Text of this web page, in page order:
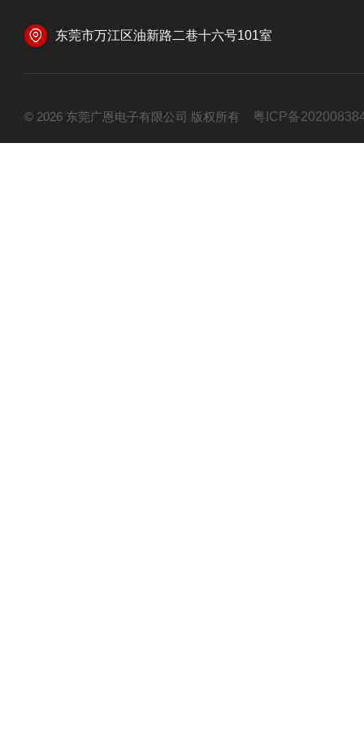
东莞市万江区油新路二巷十六号101室
© 2026 东莞广恩电子有限公司 版权所有 粤ICP备